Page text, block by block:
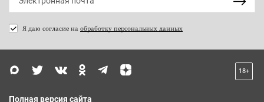
Я даю согласие на обработку персональных данных
18+
Полная версия сайта